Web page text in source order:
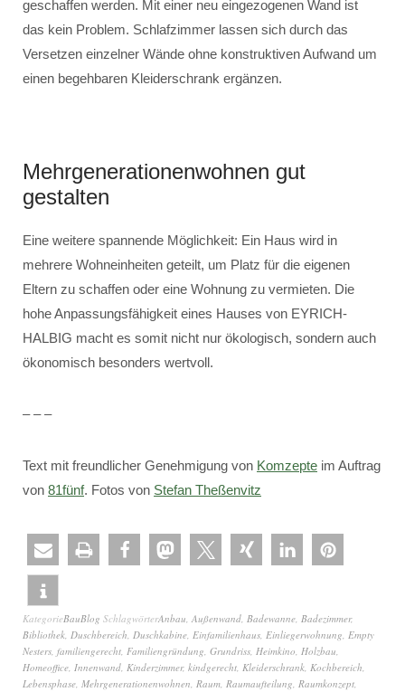
geschaffen werden. Mit einer neu eingezogenen Wand ist
das kein Problem. Schlafzimmer lassen sich durch das
Versetzen einzelner Wände ohne konstruktiven Aufwand um
einen begehbaren Kleiderschrank ergänzen.
Mehrgenerationenwohnen gut
gestalten
Eine weitere spannende Möglichkeit: Ein Haus wird in
mehrere Wohneinheiten geteilt, um Platz für die eigenen
Eltern zu schaffen oder eine Wohnung zu vermieten. Die
hohe Anpassungsfähigkeit eines Hauses von EYRICH-
HALBIG macht es somit nicht nur ökologisch, sondern auch
ökonomisch besonders wertvoll.
– – –
Text mit freundlicher Genehmigung von Komzepte im Auftrag
von 81fünf. Fotos von Stefan Theßenvitz
KategorieBauBlog SchlagwörterAnbau, Außenwand, Badewanne, Badezimmer,
Bibliothek, Duschbereich, Duschkabine, Einfamilienhaus, Einliegerwohnung, Empty
Nesters, familiengerecht, Familiengründung, Grundriss, Heimkino, Holzbau,
Homeoffice, Innenwand, Kinderzimmer, kindgerecht, Kleiderschrank, Kochbereich,
Lebensphase, Mehrgenerationenwohnen, Raum, Raumaufteilung, Raumkonzept,